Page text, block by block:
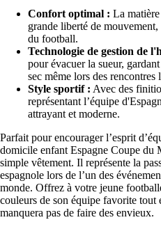
Confort optimal : La
grande liberté de
du football.
Technologie de gestion de
pour évacuer la sueur,
sec même lors des rencontres
Style sportif : Avec des
représentant l’équipe
attrayant et moderne.
Parfait pour encourager l’esprit
domicile enfant Espagne Coupe du
simple vêtement. Il représente la
espagnole lors de l’un des
monde. Offrez à votre jeune
couleurs de son équipe favorite tout
manquera pas de faire des envieux.